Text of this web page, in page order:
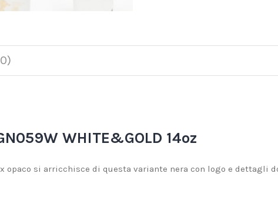
WHITE&GOLD 14oz
opaco si arricchisce di questa variante nera con logo e dettagli